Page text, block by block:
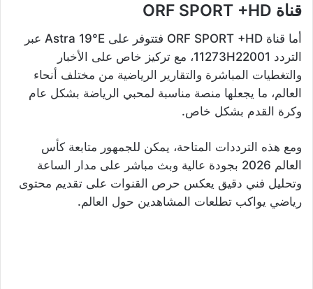
قناة ORF SPORT +HD
أما قناة ORF SPORT +HD فتتوفر على Astra 19°E عبر
التردد 11273H22001، مع تركيز خاص على الأخبار
والتغطيات المباشرة والتقارير الرياضية من مختلف أنحاء
العالم، ما يجعلها منصة مناسبة لمحبي الرياضة بشكل عام
وكرة القدم بشكل خاص.
ومع هذه الترددات المتاحة، يمكن للجمهور متابعة كأس
العالم 2026 بجودة عالية وبث مباشر على مدار الساعة
وتحليل فني دقيق يعكس حرص القنوات على تقديم محتوى
رياضي يواكب تطلعات المشاهدين حول العالم.